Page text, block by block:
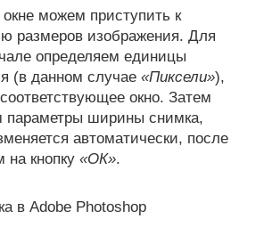
можем приступить к
размеров изображения. Для
определяем единицы
(в данном случае «Пиксели»),
окно. Затем
параметры ширины снимка,
автоматически, после
на кнопку «ОК».